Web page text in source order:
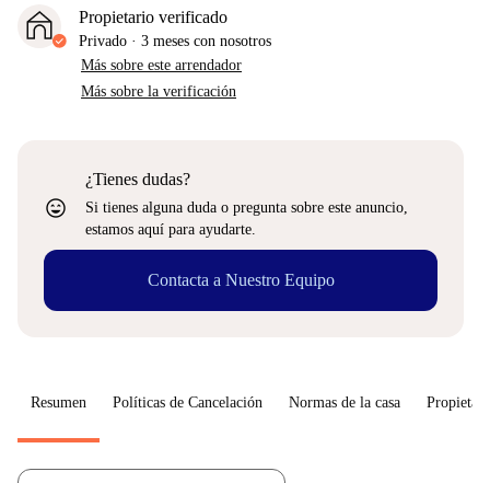
Propietario verificado
Privado · 3 meses con nosotros
Más sobre este arrendador
Más sobre la verificación
sentiment_very_satisfied
¿Tienes dudas?
Si tienes alguna duda o pregunta sobre este anuncio,
estamos aquí para ayudarte.
Contacta a Nuestro Equipo
Resumen Políticas de Cancelación Normas de la casa